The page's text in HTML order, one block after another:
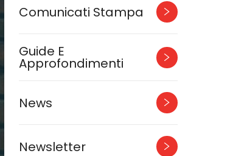
Comunicati Stampa
Guide E
Approfondimenti
News
Newsletter